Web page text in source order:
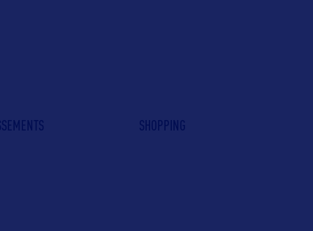
SHOPPING